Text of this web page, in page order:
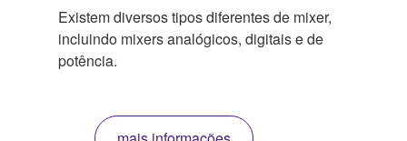
Existem diversos tipos diferentes de mixer,
incluindo mixers analógicos, digitais e de
potência.